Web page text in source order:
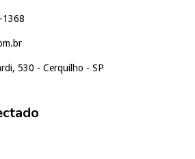
1368
530 - Cerquilho - SP